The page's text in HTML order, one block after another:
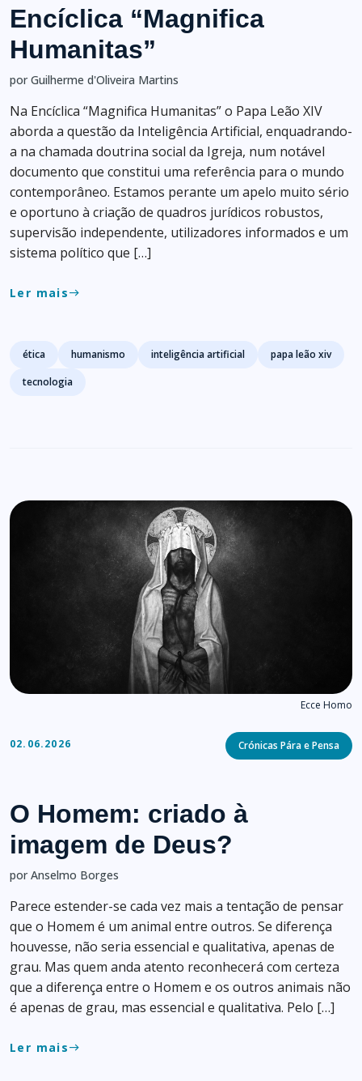
Encíclica “Magnifica
Humanitas”
por Guilherme d'Oliveira Martins
Na Encíclica “Magnifica Humanitas” o Papa Leão XIV
aborda a questão da Inteligência Artificial, enquadrando-
a na chamada doutrina social da Igreja, num notável
documento que constitui uma referência para o mundo
contemporâneo. Estamos perante um apelo muito sério
e oportuno à criação de quadros jurídicos robustos,
supervisão independente, utilizadores informados e um
sistema político que […]
Ler maiseast
Tags
ética humanismo inteligência artificial
papa leão xiv
tecnologia
Ecce Homo
02.06.2026 Categories
Crónicas Pára e Pensa
O Homem: criado à
imagem de Deus?
por Anselmo Borges
Parece estender-se cada vez mais a tentação de pensar
que o Homem é um animal entre outros. Se diferença
houvesse, não seria essencial e qualitativa, apenas de
grau. Mas quem anda atento reconhecerá com certeza
que a diferença entre o Homem e os outros animais não
é apenas de grau, mas essencial e qualitativa. Pelo […]
Ler maiseast